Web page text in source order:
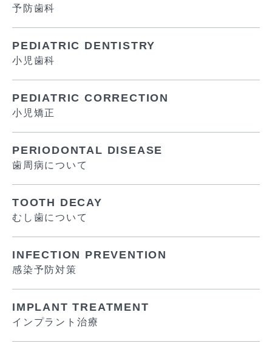
予防歯科
PEDIATRIC DENTISTRY
小児歯科
PEDIATRIC CORRECTION
小児矯正
PERIODONTAL DISEASE
歯周病について
TOOTH DECAY
むし歯について
INFECTION PREVENTION
感染予防対策
IMPLANT TREATMENT
インプラント治療